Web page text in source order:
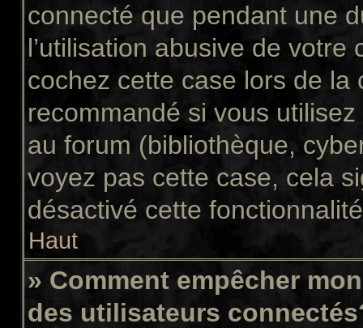
connecté que pendant une
l’utilisation abusive de
cochez cette case lors de la
recommandé si vous
au forum (bibliothèque,
voyez pas cette case, cela
désactivé cette
Haut
» Comment empêcher
des utilisateurs